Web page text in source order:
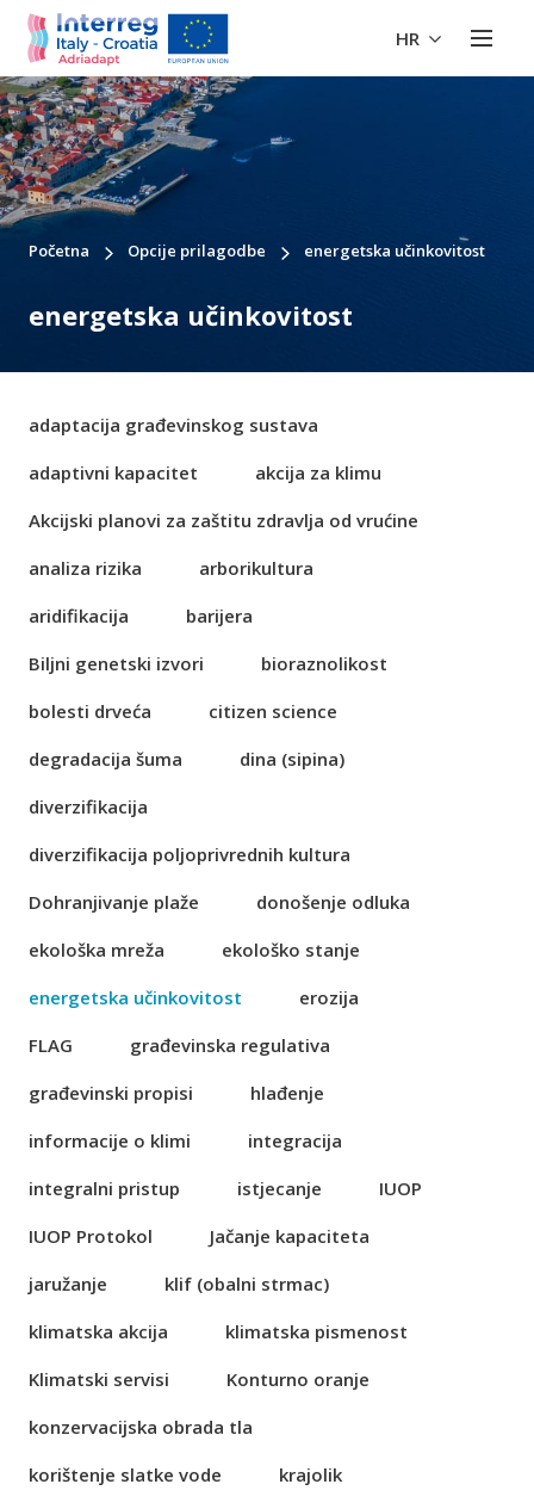
HR
Početna Opcije prilagodbe energetska učinkovitost
energetska učinkovitost
adaptacija građevinskog sustava
adaptivni kapacitet
akcija za klimu
Akcijski planovi za zaštitu zdravlja od vrućine
analiza rizika
arborikultura
aridifikacija
barijera
Biljni genetski izvori
bioraznolikost
bolesti drveća
citizen science
degradacija šuma
dina (sipina)
diverzifikacija
diverzifikacija poljoprivrednih kultura
Dohranjivanje plaže
donošenje odluka
ekološka mreža
ekološko stanje
energetska učinkovitost
erozija
FLAG
građevinska regulativa
građevinski propisi
hlađenje
informacije o klimi
integracija
integralni pristup
istjecanje
IUOP
IUOP Protokol
Jačanje kapaciteta
jaružanje
klif (obalni strmac)
klimatska akcija
klimatska pismenost
Klimatski servisi
Konturno oranje
konzervacijska obrada tla
korištenje slatke vode
krajolik